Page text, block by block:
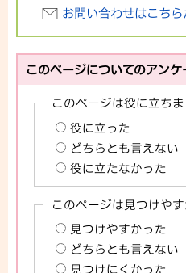
お問い合わせはこちら
このページについてのアン
このページは役に立ちま
役に立った
どちらとも言えない
役に立たなかった
このページは見つけや
見つけやすかった
どちらとも言えない
見つけにくかった